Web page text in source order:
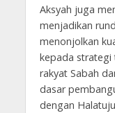
Aksyah juga
menjadikan
menonjolkan
kepada strategi
rakyat Sabah
dasar
dengan